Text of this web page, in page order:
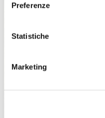
Preferenze
Statistiche
Marketing